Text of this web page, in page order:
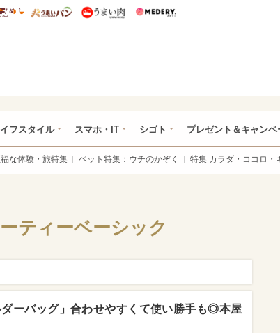
ィズニー特集
うまいめし うまいパン うまい肉
フスタイル スマホ・IT シゴト プレゼント＆キャンペ
な体験・旅特集 ペット特集：ウチのかぞく 特集 カラダ・ココロ・
ティーベーシック
ーバッグ」合わせやすくて使い勝手も◎本屋